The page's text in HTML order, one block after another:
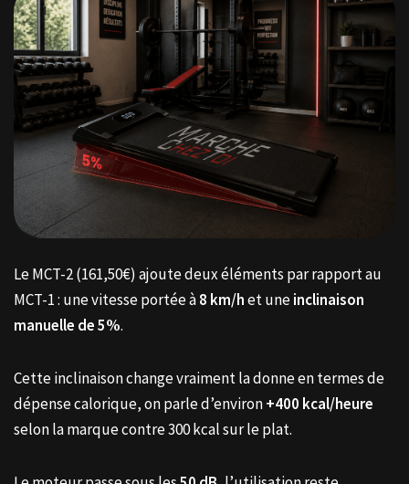
Le MCT-2 (161,50€) ajoute deux éléments par rapport au
MCT-1 : une vitesse portée à8 km/het uneinclinaison
manuelle de 5%.
Cette inclinaison change vraiment la donne en termes de
dépense calorique, on parle d’environ+400 kcal/heure
selon la marque contre 300 kcal sur le plat.